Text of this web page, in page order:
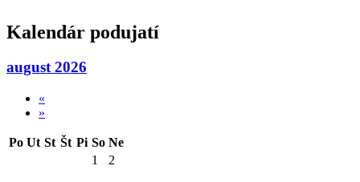
Kalendár podujatí
august 2026
«
»
Po Ut St Št Pi So Ne
1
2